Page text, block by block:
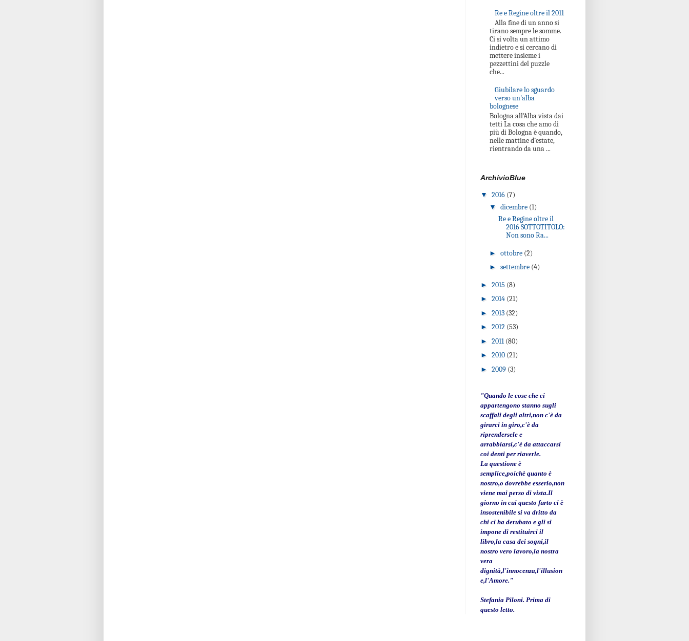
Re e Regine oltre il 2011
Alla fine di un anno si
tirano sempre le somme.
Ci si volta un attimo
indietro e si cercano di
mettere insieme i
pezzettini del puzzle
che...
Giubilare lo sguardo
verso un'alba
bolognese
Bologna all'Alba vista dai
tetti La cosa che amo di
più di Bologna è quando,
nelle mattine d’estate,
rientrando da una ...
ArchivioBlue
▼ 2016 (7)
▼ dicembre (1)
Re e Regine oltre il
2016 SOTTOTITOLO:
Non sono Ra...
► ottobre (2)
► settembre (4)
► 2015 (8)
► 2014 (21)
► 2013 (32)
► 2012 (53)
► 2011 (80)
► 2010 (21)
► 2009 (3)
"Quando le cose che ci
appartengono stanno sugli
scaffali degli altri,non c'è da
girarci in giro,c'è da
riprendersele e
arrabbiarsi,c'è da attaccarsi
coi denti per riaverle.
La questione è
semplice,poichè quanto è
nostro,o dovrebbe esserlo,non
viene mai perso di vista.Il
giorno in cui questo furto ci è
insostenibile si va dritto da
chi ci ha derubato e gli si
impone di restituirci il
libro,la casa dei sogni,il
nostro vero lavoro,la nostra
vera
dignità,l'innocenza,l'illusion
e,l'Amore."
Stefania Piloni. Prima di
questo letto.